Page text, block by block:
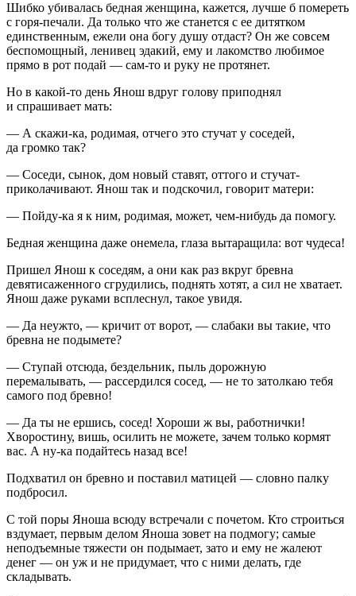
Шибко убивалась бедная женщина, кажется, лучше б помереть
с горя-печали. Да только что же станется с ее дитятком
единственным, ежели она богу душу отдаст? Он же совсем
беспомощный, ленивец эдакий, ему и лакомство любимое
прямо в рот подай — сам-то и руку не протянет.
Но в какой-то день Янош вдруг голову приподнял
и спрашивает мать:
— А скажи-ка, родимая, отчего это стучат у соседей,
да громко так?
— Соседи, сынок, дом новый ставят, оттого и стучат-
приколачивают. Янош так и подскочил, говорит матери:
— Пойду-ка я к ним, родимая, может, чем-нибудь да помогу.
Бедная женщина даже онемела, глаза вытаращила: вот чудеса!
Пришел Янош к соседям, а они как раз вкруг бревна
девятисаженного сгрудились, поднять хотят, а сил не хватает.
Янош даже руками всплеснул, такое увидя.
— Да неужто, — кричит от ворот, — слабаки вы такие, что
бревна не подымете?
— Ступай отсюда, бездельник, пыль дорожную
перемалывать, — рассердился сосед, — не то затолкаю тебя
самого под бревно!
— Да ты не ершись, сосед! Хороши ж вы, работнички!
Хворостину, вишь, осилить не можете, зачем только кормят
вас. А ну-ка подайтесь назад все!
Подхватил он бревно и поставил матицей — словно палку
подбросил.
С той поры Яноша всюду встречали с почетом. Кто строиться
вздумает, первым делом Яноша зовет на подмогу; самые
неподъемные тяжести он подымает, зато и ему не жалеют
денег — он уж и не придумает, что с ними делать, где
складывать.